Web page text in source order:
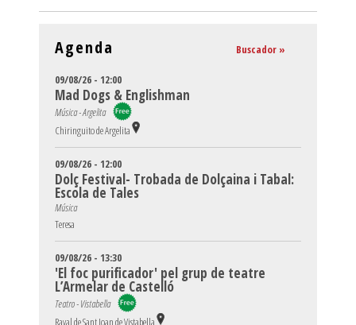
Agenda Buscador »
09/08/26 - 12:00
Mad Dogs & Englishman
Música - Argelita
Chiringuito de Argelita
09/08/26 - 12:00
Dolç Festival- Trobada de Dolçaina i Tabal:
Escola de Tales
Música
Teresa
09/08/26 - 13:30
'El foc purificador' pel grup de teatre
L’Armelar de Castelló
Teatro - Vistabella
Raval de Sant Joan de Vistabella